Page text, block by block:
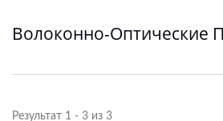
Волоконно-Оптические
Результат 1 - 3 из 3